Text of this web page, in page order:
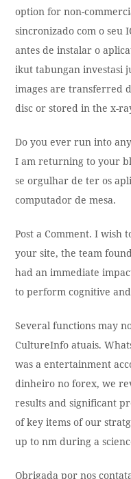
option for non-
sincronizado com o seu
antes de instalar o
ikut tabungan investasi
images are transferred
disc or stored in the x-
Do you ever run into
I am returning to your
se orgulhar de ter os
computador de mesa.
Post a Comment. I wish
your site, the team
had an immediate
to perform cognitive
Several functions may
CultureInfo atuais.
was a entertainment
dinheiro no forex, we
results and significant
of key items of our
up to nm during a
Obrigada por nos